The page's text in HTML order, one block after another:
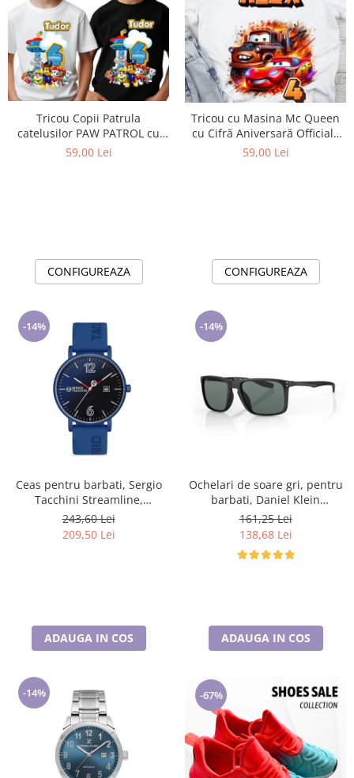
Tricou Copii Patrula
catelusilor PAW PATROL cu
Cifră Aniversară | Cadou
59,00 Lei
CONFIGUREAZA
Tricou cu Masina Mc Queen
cu Cifră Aniversară Official|
Cadou Personalizat e-CADOU
59,00 Lei
CONFIGUREAZA
-14%
Ceas pentru barbati, Sergio
Tacchini Streamline,
ST.1.10116.2
243,60 Lei
209,50 Lei
ADAUGA IN COS
-14%
Ochelari de soare gri, pentru
barbati, Daniel Klein
Sunglasses, DK3250-2
161,25 Lei
138,68 Lei
ADAUGA IN COS
-14% -67%